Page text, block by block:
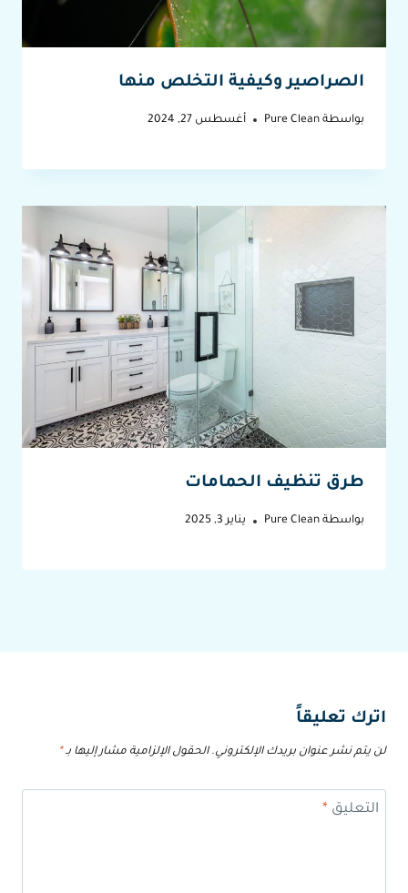
الصراصير وكيفية التخلص منها
بواسطة Pure Clean أغسطس 27, 2024
طرق تنظيف الحمامات
بواسطة Pure Clean يناير 3, 2025
اترك تعليقاً
لن يتم نشر عنوان بريدك الإلكتروني. الحقول الإلزامية مشار إليها بـ*
التعليق*